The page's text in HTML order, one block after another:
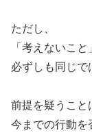
ただし、
「考えないこ
必ずしも同じで
前提を疑うこと
今までの行動を